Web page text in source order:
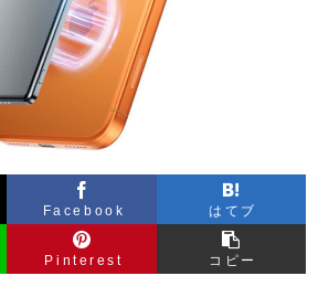
Facebook はてブ
Pinterest コピー